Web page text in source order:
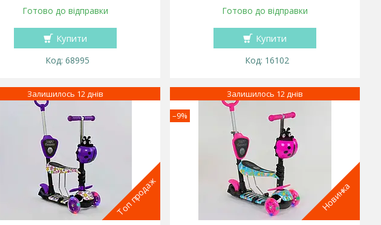
Готово до відправки
Купити
68995
Готово до відправки
Купити
16102
Топ продаж
Залишилось 12 днів
Новинка
–9%
Залишилось 12 днів